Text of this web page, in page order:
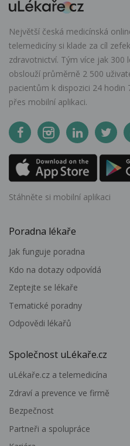
Největší česká medicínská
telemedicíny si klade za cíl
zdravotnictví. Tým více jak 300
obslouží průměrně 2 500
pacientům k dispozici 24 hodin
přes mobilní aplikaci.
Stáhněte si mobilní aplikaci
Poradna lékaře
Jak funguje poradna
Kdo na dotazy odpovídá
Zeptejte se lékaře
Tematické poradny
Odpovědi lékařů
Společnost uLékaře.cz
uLékaře.cz a telemedicína
Zdraví a prevence ve firmě
Bezpečnost
Partneři a spolupráce